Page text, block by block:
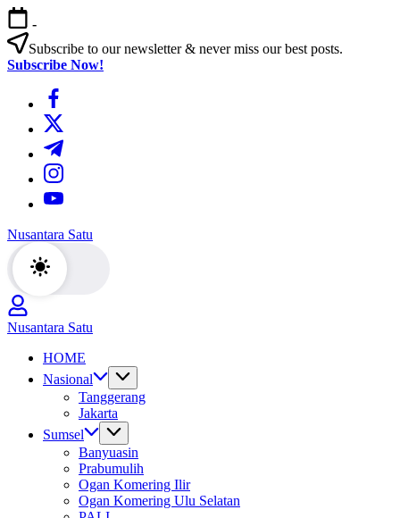
Skip
to
content
-
Subscribe to our newsletter & never miss our best posts.
Subscribe Now!
https://www.facebook.com/
https://twitter.com/
https://t.me/
https://www.instagram.com/
https://youtube.com/
Nusantara Satu
Berita
Untuk
Nusantara
Nusantara Satu
Untuk
Nusantara
HOME
Nasional
Tanggerang
Jakarta
Sumsel
Banyuasin
Prabumulih
Ogan Komering Ilir
Ogan Komering Ulu Selatan